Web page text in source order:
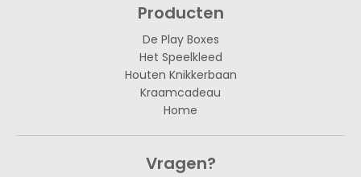
Producten
De Play Boxes
Het Speelkleed
Houten Knikkerbaan
Kraamcadeau
Home
Vragen?